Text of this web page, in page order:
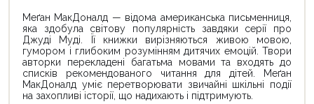
Меґан МакДоналд — відома американська письменниця,
яка здобула світову популярність завдяки серії про
Джуді Муді. Її книжки вирізняються живою мовою,
гумором і глибоким розумінням дитячих емоцій. Твори
авторки перекладені багатьма мовами та входять до
списків рекомендованого читання для дітей. Меґан
МакДоналд уміє перетворювати звичайні шкільні події
на захопливі історії, що надихають і підтримують.